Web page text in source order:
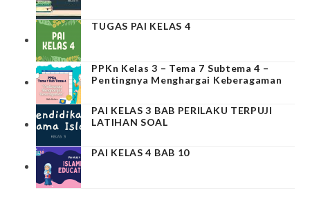
TUGAS PAI KELAS 4
PPKn Kelas 3 – Tema 7 Subtema 4 –
Pentingnya Menghargai Keberagaman
PAI KELAS 3 BAB PERILAKU TERPUJI
LATIHAN SOAL
PAI KELAS 4 BAB 10